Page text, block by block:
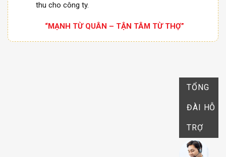
thu cho công ty.
“MẠNH TỪ QUÂN – TẬN TÂM TỪ THỢ”
TỔNG
ĐÀI HỖ
TRỢ